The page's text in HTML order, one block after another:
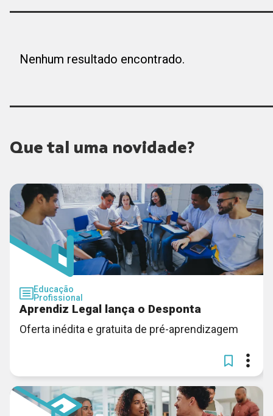
Nenhum resultado encontrado.
Que tal uma novidade?
Educação
Profissional
Aprendiz Legal lança o Desponta
Oferta inédita e gratuita de pré-aprendizagem